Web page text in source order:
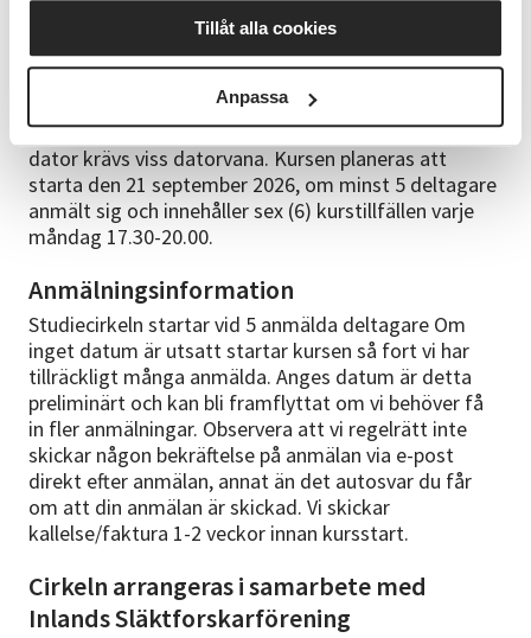
Tillåt alla cookies
Anpassa
vid Inlands Släktforskarförening. Tillsammans har de
Då det mesta av forskningen inledningsvis sker via
dator krävs viss datorvana. Kursen planeras att
starta den 21 september 2026, om minst 5 deltagare
anmält sig och innehåller sex (6) kurstillfällen varje
måndag 17.30-20.00.
Anmälningsinformation
Studiecirkeln startar vid 5 anmälda deltagare Om
inget datum är utsatt startar kursen så fort vi har
tillräckligt många anmälda. Anges datum är detta
preliminärt och kan bli framflyttat om vi behöver få
in fler anmälningar. Observera att vi regelrätt inte
skickar någon bekräftelse på anmälan via e-post
direkt efter anmälan, annat än det autosvar du får
om att din anmälan är skickad. Vi skickar
kallelse/faktura 1-2 veckor innan kursstart.
Cirkeln arrangeras i samarbete med
Inlands Släktforskarförening